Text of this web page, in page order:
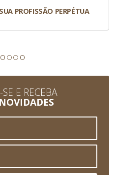
PROFISSÃO PERPÉTUA
E RECEBA